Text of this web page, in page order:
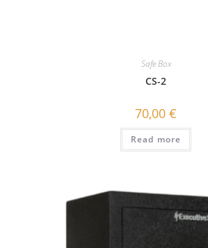
Safe Box
CS-2
70,00 €
Read more